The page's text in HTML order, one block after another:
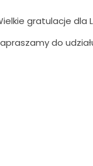
gratulacje dla
do
Aneta